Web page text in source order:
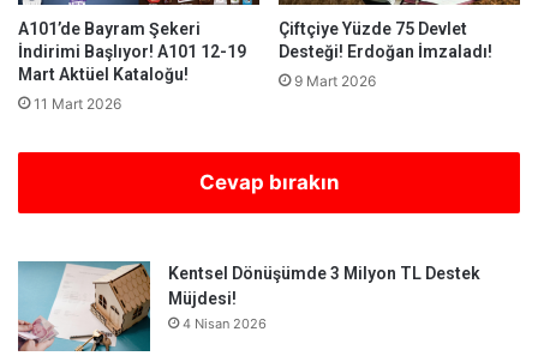
A101’de Bayram Şekeri
İndirimi Başlıyor! A101 12-19
Mart Aktüel Kataloğu!
11 Mart 2026
Çiftçiye Yüzde 75 Devlet
Desteği! Erdoğan İmzaladı!
9 Mart 2026
Cevap bırakın
Kentsel Dönüşümde 3 Milyon TL Destek
Müjdesi!
4 Nisan 2026